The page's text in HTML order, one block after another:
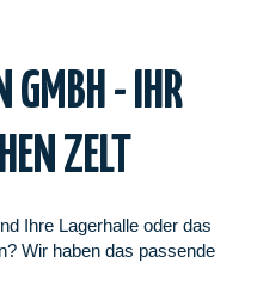
GMBH - IHR
ZELT
Ihre Lagerhalle oder das
Wir haben das passende